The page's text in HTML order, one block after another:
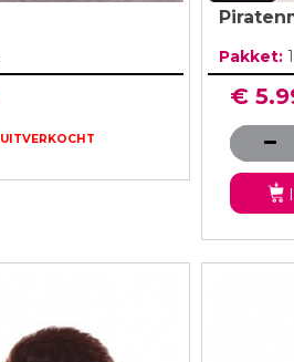
UITVERKOCHT
Pakket:
€